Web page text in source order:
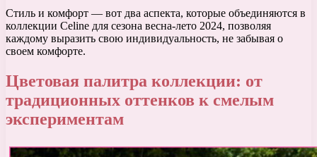
Стиль и комфорт — вот два аспекта, которые объединяются в
коллекции Celine для сезона весна-лето 2024, позволяя
каждому выразить свою индивидуальность, не забывая о
своем комфорте.
Цветовая палитра коллекции: от
традиционных оттенков к смелым
экспериментам